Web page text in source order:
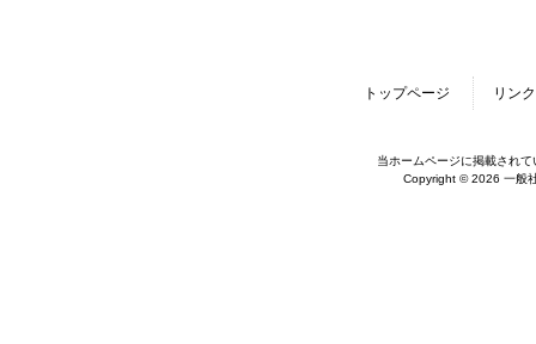
トップページ リンク
当ホームページに掲載され
Copyright © 2026 一般